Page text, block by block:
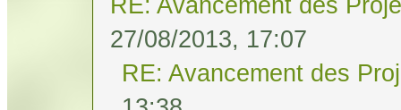
27/08/2013, 17:07
RE: Avancement des